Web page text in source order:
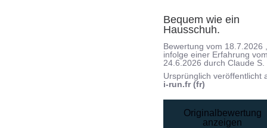
Bequem wie ein
Hausschuh.
Bewertung vom 18.7.2026
infolge einer Erfahrung
24.6.2026 durchClaude S.
Ursprünglich veröffentlicht
i-run.fr (fr)
Originalbewertung
anzeigen